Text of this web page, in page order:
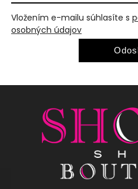
Vložením e-mailu súhlasíte s
osobných údajov